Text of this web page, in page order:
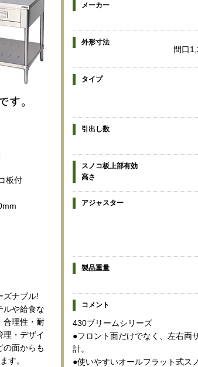
板付
ズナブル!
ルや給食な
合理性・耐
理・デザイ
の面からも
す。
メーカー
外形寸法
間口
タイプ
引出し数
スノコ板上部有効
高さ
アジャスター
製品重量
コメント
430ブリームシリーズ
●フロント面だけでなく、左右両
計。
●使いやすいオールフラット式ス